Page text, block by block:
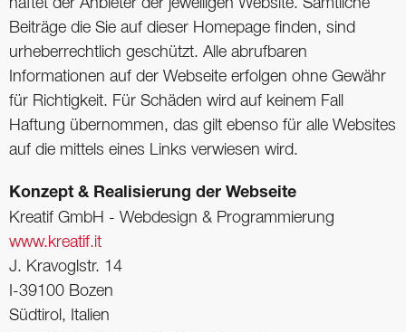
haftet der Anbieter der jeweiligen Website. Sämtliche
Beiträge die Sie auf dieser Homepage finden, sind
urheberrechtlich geschützt. Alle abrufbaren
Informationen auf der Webseite erfolgen ohne Gewähr
für Richtigkeit. Für Schäden wird auf keinem Fall
Haftung übernommen, das gilt ebenso für alle Websites
auf die mittels eines Links verwiesen wird.
Konzept & Realisierung der Webseite
Kreatif GmbH - Webdesign & Programmierung
www.kreatif.it
J. Kravoglstr. 14
I-39100 Bozen
Südtirol, Italien